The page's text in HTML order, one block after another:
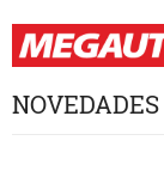
NOVEDADES